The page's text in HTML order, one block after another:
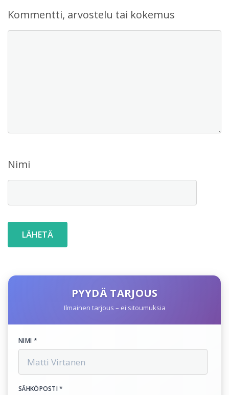
Kommentti, arvostelu tai kokemus
Nimi
PYYDÄ TARJOUS
Ilmainen tarjous – ei sitoumuksia
NIMI *
SÄHKÖPOSTI *